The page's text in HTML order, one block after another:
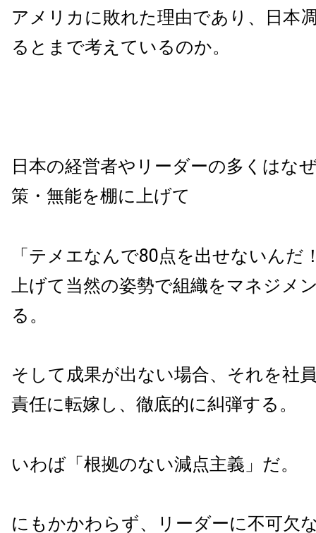
アメリカに敗れた理由であり、日本
るとまで考えているのか。
日本の経営者やリーダーの多くはな
策・無能を棚に上げて
「テメエなんで80点を出せないんだ
上げて当然の姿勢で組織をマネジメ
る。
そして成果が出ない場合、それを社
責任に転嫁し、徹底的に糾弾する。
いわば「根拠のない減点主義」だ。
にもかかわらず、リーダーに不可欠